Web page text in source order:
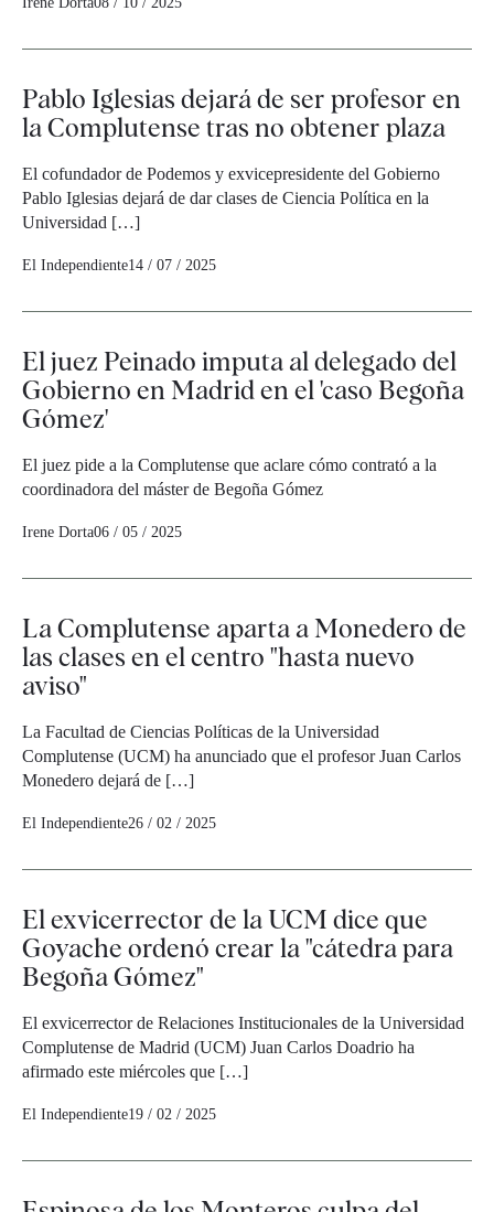
Pablo Iglesias dejará de ser profesor en
la Complutense tras no obtener plaza
El cofundador de Podemos y exvicepresidente del Gobierno
Pablo Iglesias dejará de dar clases de Ciencia Política en la
Universidad […]
El Independiente14 / 07 / 2025
El juez Peinado imputa al delegado del
Gobierno en Madrid en el 'caso Begoña
Gómez'
El juez pide a la Complutense que aclare cómo contrató a la
coordinadora del máster de Begoña Gómez
Irene Dorta06 / 05 / 2025
La Complutense aparta a Monedero de
las clases en el centro "hasta nuevo
aviso"
La Facultad de Ciencias Políticas de la Universidad
Complutense (UCM) ha anunciado que el profesor Juan Carlos
Monedero dejará de […]
El Independiente26 / 02 / 2025
El exvicerrector de la UCM dice que
Goyache ordenó crear la "cátedra para
Begoña Gómez"
El exvicerrector de Relaciones Institucionales de la Universidad
Complutense de Madrid (UCM) Juan Carlos Doadrio ha
afirmado este miércoles que […]
El Independiente19 / 02 / 2025